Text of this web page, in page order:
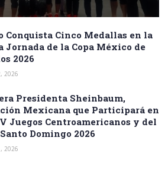
Conquista Cinco Medallas en la
Jornada de la Copa México de
2026
2026
Presidenta Sheinbaum,
Mexicana que Participará en
Juegos Centroamericanos y del
Domingo 2026
2026